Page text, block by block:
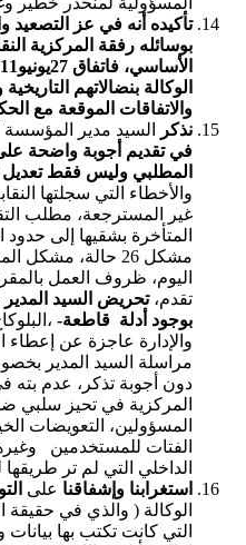
تأكيده أنه في عز
بوسائله رفقة المركزية
الوكالة بنضالاتهم
والاتفاقات الموقعة مع
نذكر
السيد مدير المؤسسة
في تقديم أجوبة واضحة
المطلبي وليس فقط تعديل
والأخطاء التي سجلتها
غير المسترجعة، مطلب
المتأخرة بشقيها إلى حدود
مشكل 26 حالة،
اليوم، ظروف العمل
تقدم،تحريض السيد
بوجود أدلة قاطعة-
والإدارة عاجزة عن إعطاء
مراسلة السيد المدير
دون أجوبة تذكر، عدم بته
المركزية في تحيز سلبي
المسؤولين، التعويضات
الفتات للمستخدمين
الداخلي التي لم تر طريقها
استغرابنا وإشفاقنا على
الوكالة ( والذي في حقيقة
التي كانت تكتب بها